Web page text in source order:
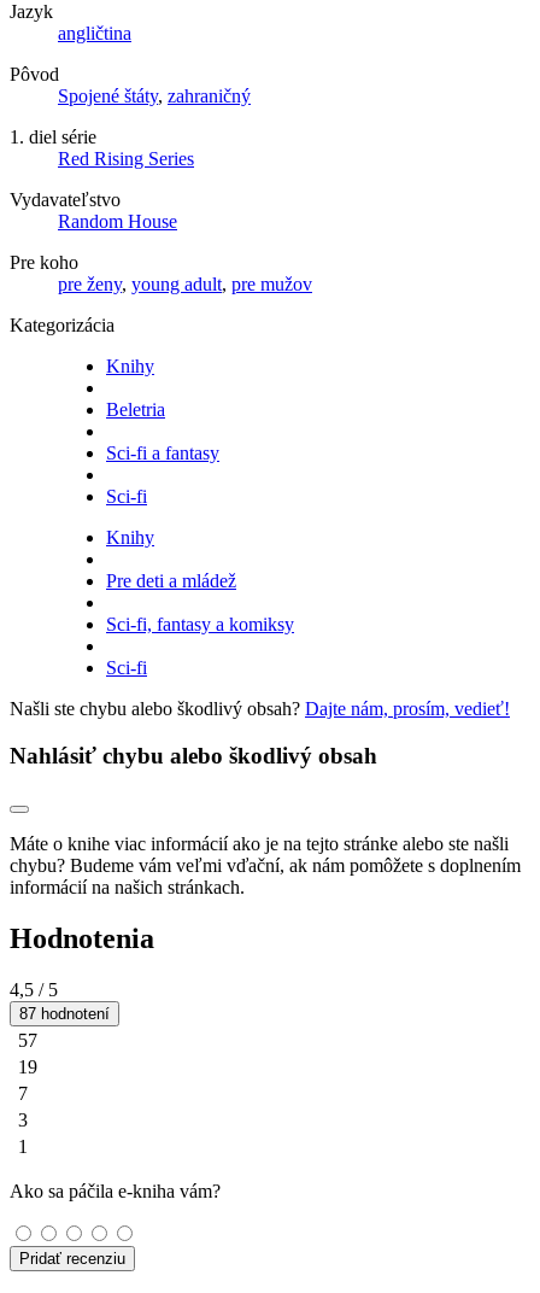
Jazyk
angličtina
Pôvod
Spojené štáty, zahraničný
1. diel série
Red Rising Series
Vydavateľstvo
Random House
Pre koho
pre ženy, young adult, pre mužov
Kategorizácia
Knihy
Beletria
Sci-fi a fantasy
Sci-fi
Knihy
Pre deti a mládež
Sci-fi, fantasy a komiksy
Sci-fi
Našli ste chybu alebo škodlivý obsah? Dajte nám, prosím, vedieť!
Nahlásiť chybu alebo škodlivý obsah
Máte o knihe viac informácií ako je na tejto stránke alebo ste našli
chybu? Budeme vám veľmi vďační, ak nám pomôžete s doplnením
informácií na našich stránkach.
Hodnotenia
4,5 / 5
87 hodnotení
57
19
7
3
1
Ako sa páčila e-kniha vám?
Pridať recenziu